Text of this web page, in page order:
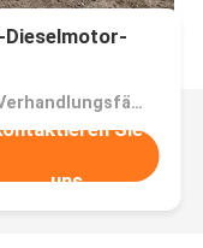
Dieselmotor-
Preis：Verhandlungsfähig
Sie
uns